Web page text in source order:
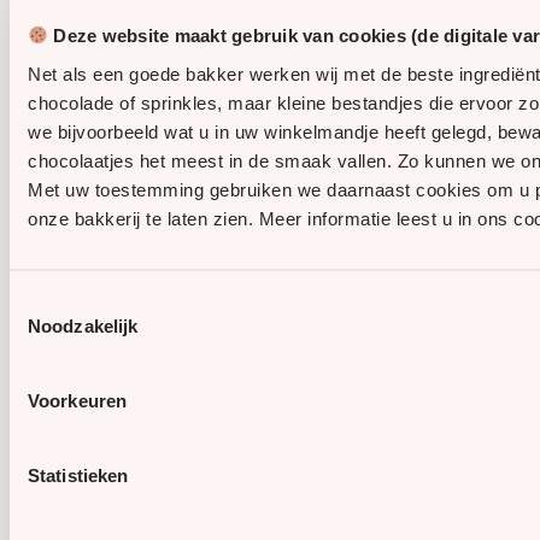
Deze website maakt gebruik van cookies (de digitale
Net als een goede bakker werken wij met de beste
chocolade of sprinkles, maar kleine bestandjes die ervoor
we bijvoorbeeld wat u in uw winkelmandje heeft gelegd,
chocolaatjes het meest in de smaak vallen. Zo kunnen we
Met uw toestemming gebruiken we daarnaast cookies om
onze bakkerij te laten zien. Meer informatie leest u in ons
Noodzakelijk
Voorkeuren
Statistieken
Pasen
Algemene voorwaarden Cookies